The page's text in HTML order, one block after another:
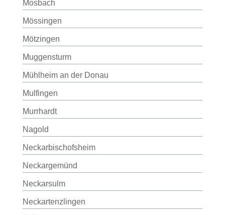
Mosbach
Mössingen
Mötzingen
Muggensturm
Mühlheim an der Donau
Mulfingen
Murrhardt
Nagold
Neckarbischofsheim
Neckargemünd
Neckarsulm
Neckartenzlingen